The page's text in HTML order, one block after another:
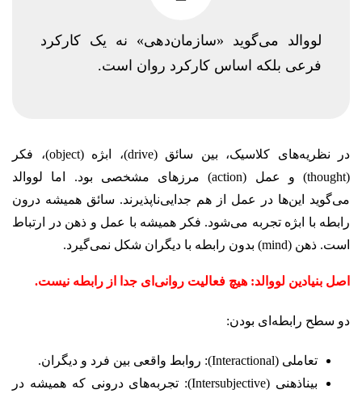
لووالد می‌گوید «سازمان‌دهی» نه یک کارکرد
فرعی بلکه اساس کارکرد روان است.
در نظریه‌های کلاسیک، بین سائق (drive)، ابژه (object)، فکر
(thought) و عمل (action) مرزهای مشخصی بود. اما لووالد
می‌گوید این‌ها در عمل از هم جدایی‌ناپذیرند. سائق همیشه درون
رابطه با ابژه تجربه می‌شود. فکر همیشه با عمل و ذهن در ارتباط
است. ذهن (mind) بدون رابطه با دیگران شکل نمی‌گیرد.
اصل بنیادین لووالد: هیچ فعالیت روانی‌ای جدا از رابطه نیست.
دو سطح رابطه‌ای بودن:
تعاملی (Interactional): روابط واقعی بین فرد و دیگران.
بیناذهنی (Intersubjective): تجربه‌های درونی که همیشه در